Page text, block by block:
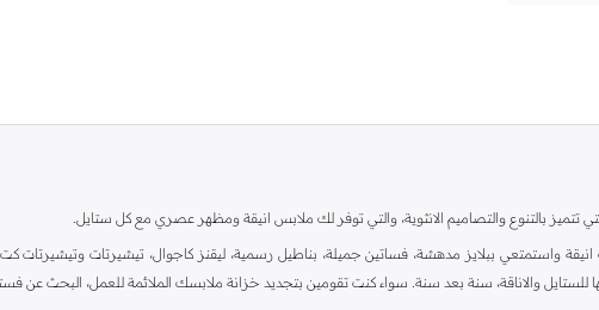
التي تتميز بالتنوع والتصاميم الانثوية، والتي توفر لك ملابس انيقة ومظهر عصري مع كل ستايل.
واستمتعي ببلايز مدهشة، فساتين جميلة، بناطيل رسمية، ليقنز كاجوال، تيشيرتات
للستايل والاناقة، سنة بعد سنة. سواء كنت تقومين بتجديد خزانة ملابسك الملائمة للعمل، البحث